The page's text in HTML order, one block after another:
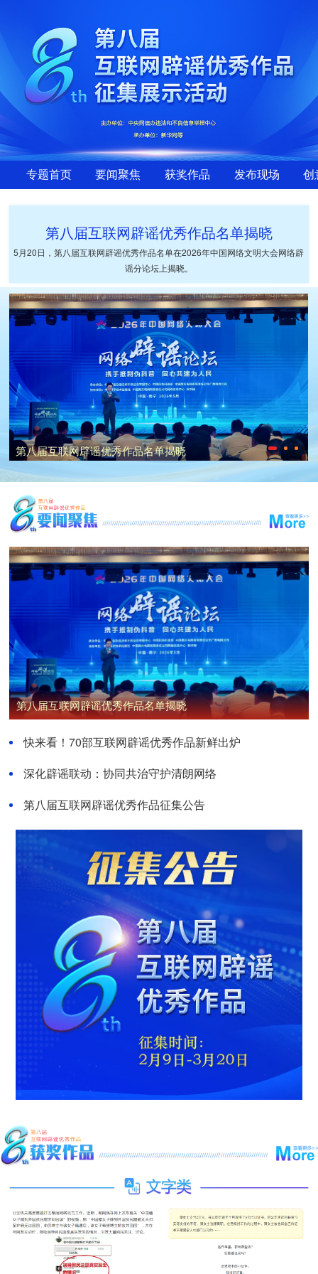
专题首页 要闻聚焦 获奖作品 发布现场 创
第八届互联网辟谣优秀作品名单揭晓
5月20日，第八届互联网辟谣优秀作品名单在2026年中国网络文明大会网络辟
谣分论坛上揭晓。
第八届互联网辟谣优秀作品名单揭晓
第八届互联网辟谣优秀作品名单揭晓
快来看！70部互联网辟谣优秀作品新鲜出炉
深化辟谣联动：协同共治守护清朗网络
第八届互联网辟谣优秀作品征集公告